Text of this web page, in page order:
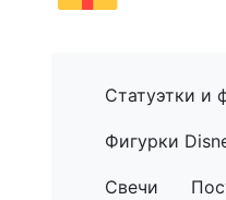
Статуэтки и
Фигурки
Свечи